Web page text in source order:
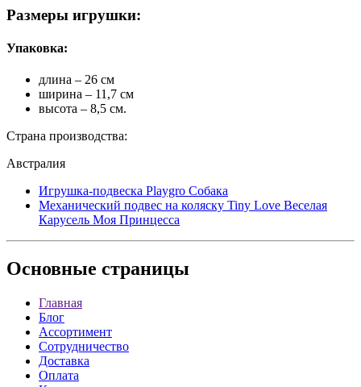
Размеры игрушки:
Упаковка:
длина – 26 см
ширина – 11,7 см
высота – 8,5 см.
Страна производства:
Австралия
Игрушка-подвеска Playgro Собака
Механический подвес на коляску Tiny Love Веселая
Карусель Моя Принцесса
Основные страницы
Главная
Блог
Ассортимент
Сотрудничество
Доставка
Оплата